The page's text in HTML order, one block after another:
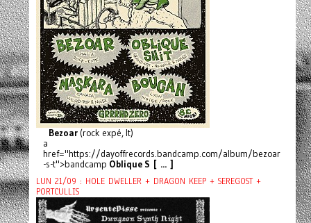
Bezoar(rock expé, It)
a
href="https://dayoffrecords.bandcamp.com/album/bezoar
-s-t">bandcamp Oblique S [ ... ]
LUN 21/09 : HOLE DWELLER + DRAGON KEEP + SEREGOST +
PORTCULLIS